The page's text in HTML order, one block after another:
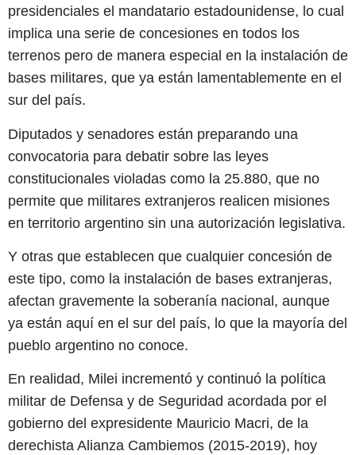
presidenciales el mandatario estadounidense, lo cual
implica una serie de concesiones en todos los
terrenos pero de manera especial en la instalación de
bases militares, que ya están lamentablemente en el
sur del país.
Diputados y senadores están preparando una
convocatoria para debatir sobre las leyes
constitucionales violadas como la 25.880, que no
permite que militares extranjeros realicen misiones
en territorio argentino sin una autorización legislativa.
Y otras que establecen que cualquier concesión de
este tipo, como la instalación de bases extranjeras,
afectan gravemente la soberanía nacional, aunque
ya están aquí en el sur del país, lo que la mayoría del
pueblo argentino no conoce.
En realidad, Milei incrementó y continuó la política
militar de Defensa y de Seguridad acordada por el
gobierno del expresidente Mauricio Macri, de la
derechista Alianza Cambiemos (2015-2019), hoy